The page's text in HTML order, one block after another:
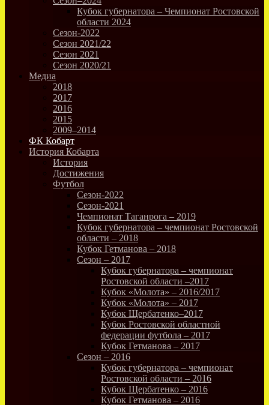
Кубок губернатора – Чемпионат Ростовской
области 2024
Сезон-2022
Сезон 2021/22
Сезон 2021
Сезон 2020/21
Медиа
2018
2017
2016
2015
2009–2014
ФК Кобарт
История Кобарта
История
Достижения
Футбол
Сезон-2022
Сезон-2021
Чемпионат Таганрога – 2019
Кубок губернатора – чемпионат Ростовской
области – 2018
Кубок Гетманова – 2018
Сезон – 2017
Кубок губернатора – чемпионат
Ростовской области –2017
Кубок «Молота» – 2016/2017
Кубок «Молота» – 2017
Кубок Щербатенко–2017
Кубок Ростовской областной
федерации футбола – 2017
Кубок Гетманова – 2017
Сезон – 2016
Кубок губернатора – чемпионат
Ростовской области – 2016
Кубок Щербатенко – 2016
Кубок Гетманова – 2016